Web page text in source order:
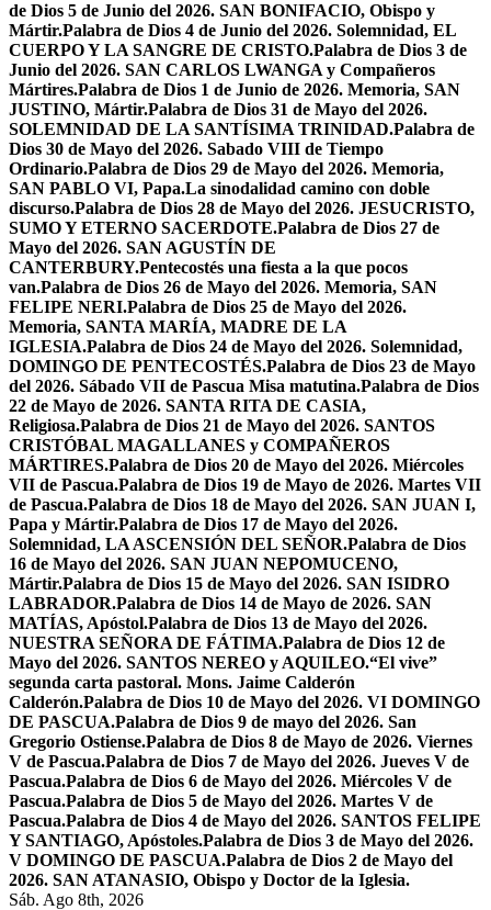
de Dios 5 de Junio del 2026. SAN BONIFACIO, Obispo y
Mártir.Palabra de Dios 4 de Junio del 2026. Solemnidad, EL
CUERPO Y LA SANGRE DE CRISTO.Palabra de Dios 3 de
Junio del 2026. SAN CARLOS LWANGA y Compañeros
Mártires.Palabra de Dios 1 de Junio de 2026. Memoria, SAN
JUSTINO, Mártir.Palabra de Dios 31 de Mayo del 2026.
SOLEMNIDAD DE LA SANTÍSIMA TRINIDAD.Palabra de
Dios 30 de Mayo del 2026. Sabado VIII de Tiempo
Ordinario.Palabra de Dios 29 de Mayo del 2026. Memoria,
SAN PABLO VI, Papa.La sinodalidad camino con doble
discurso.Palabra de Dios 28 de Mayo del 2026. JESUCRISTO,
SUMO Y ETERNO SACERDOTE.Palabra de Dios 27 de
Mayo del 2026. SAN AGUSTÍN DE
CANTERBURY.Pentecostés una fiesta a la que pocos
van.Palabra de Dios 26 de Mayo del 2026. Memoria, SAN
FELIPE NERI.Palabra de Dios 25 de Mayo del 2026.
Memoria, SANTA MARÍA, MADRE DE LA
IGLESIA.Palabra de Dios 24 de Mayo del 2026. Solemnidad,
DOMINGO DE PENTECOSTÉS.Palabra de Dios 23 de Mayo
del 2026. Sábado VII de Pascua Misa matutina.Palabra de Dios
22 de Mayo de 2026. SANTA RITA DE CASIA,
Religiosa.Palabra de Dios 21 de Mayo del 2026. SANTOS
CRISTÓBAL MAGALLANES y COMPAÑEROS
MÁRTIRES.Palabra de Dios 20 de Mayo del 2026. Miércoles
VII de Pascua.Palabra de Dios 19 de Mayo de 2026. Martes VII
de Pascua.Palabra de Dios 18 de Mayo del 2026. SAN JUAN I,
Papa y Mártir.Palabra de Dios 17 de Mayo del 2026.
Solemnidad, LA ASCENSIÓN DEL SEÑOR.Palabra de Dios
16 de Mayo del 2026. SAN JUAN NEPOMUCENO,
Mártir.Palabra de Dios 15 de Mayo del 2026. SAN ISIDRO
LABRADOR.Palabra de Dios 14 de Mayo de 2026. SAN
MATÍAS, Apóstol.Palabra de Dios 13 de Mayo del 2026.
NUESTRA SEÑORA DE FÁTIMA.Palabra de Dios 12 de
Mayo del 2026. SANTOS NEREO y AQUILEO.“El vive”
segunda carta pastoral. Mons. Jaime Calderón
Calderón.Palabra de Dios 10 de Mayo del 2026. VI DOMINGO
DE PASCUA.Palabra de Dios 9 de mayo del 2026. San
Gregorio Ostiense.Palabra de Dios 8 de Mayo de 2026. Viernes
V de Pascua.Palabra de Dios 7 de Mayo del 2026. Jueves V de
Pascua.Palabra de Dios 6 de Mayo del 2026. Miércoles V de
Pascua.Palabra de Dios 5 de Mayo del 2026. Martes V de
Pascua.Palabra de Dios 4 de Mayo del 2026. SANTOS FELIPE
Y SANTIAGO, Apóstoles.Palabra de Dios 3 de Mayo del 2026.
V DOMINGO DE PASCUA.Palabra de Dios 2 de Mayo del
2026. SAN ATANASIO, Obispo y Doctor de la Iglesia.
Sáb. Ago 8th, 2026